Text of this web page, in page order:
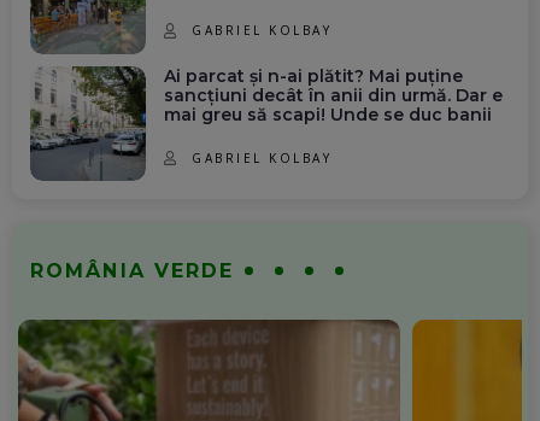
GABRIEL KOLBAY
Ai parcat și n-ai plătit? Mai puține
sancțiuni decât în anii din urmă. Dar e
mai greu să scapi! Unde se duc banii
GABRIEL KOLBAY
ROMÂNIA VERDE